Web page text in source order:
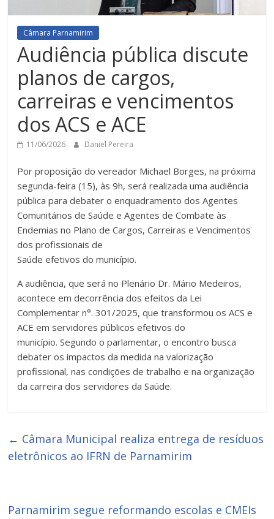
Câmara Parnamirim
Audiência pública discute
planos de cargos,
carreiras e vencimentos
dos ACS e ACE
11/06/2026 Daniel Pereira
Por proposição do vereador Michael Borges, na próxima
segunda-feira (15), às 9h, será realizada uma audiência
pública para debater o enquadramento dos Agentes
Comunitários de Saúde e Agentes de Combate às
Endemias no Plano de Cargos, Carreiras e Vencimentos
dos profissionais de
Saúde efetivos do município.
A audiência, que será no Plenário Dr. Mário Medeiros,
acontece em decorrência dos efeitos da Lei
Complementar n°. 301/2025, que transformou os ACS e
ACE em servidores públicos efetivos do
município. Segundo o parlamentar, o encontro busca
debater os impactos da medida na valorização
profissional, nas condições de trabalho e na organização
da carreira dos servidores da Saúde.
← Câmara Municipal realiza entrega de resíduos
eletrônicos ao IFRN de Parnamirim
Parnamirim segue reformando escolas e CMEIs